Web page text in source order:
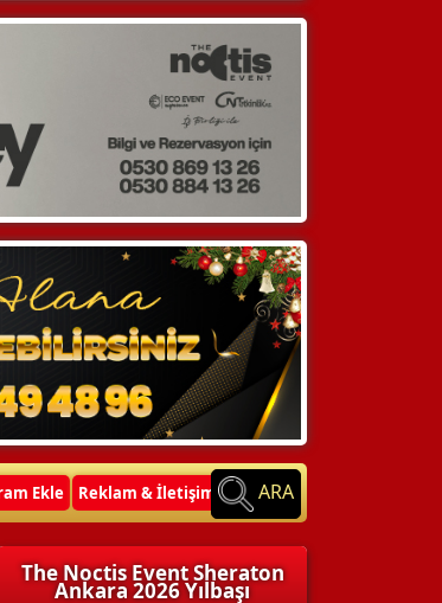
Ekle Reklam & İletişim ARA
The Noctis Event Sheraton
Ankara 2026 Yılbaşı